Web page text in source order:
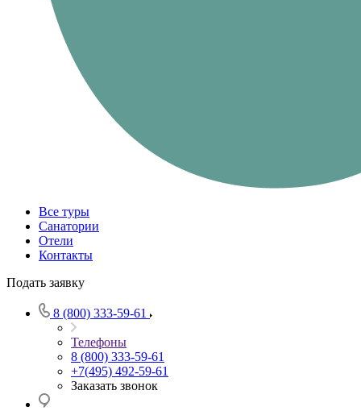
Все туры
Санатории
Отели
Контакты
Подать заявку
8 (800) 333-59-61
Телефоны
8 (800) 333-59-61
+7(495) 492-59-61
Заказать звонок